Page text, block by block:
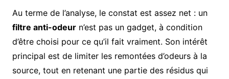
Au terme de l’analyse, le constat est assez net : un
filtre anti-odeurn’est pas un gadget, à condition
d’être choisi pour ce qu’il fait vraiment. Son intérêt
principal est de limiter les remontées d’odeurs à la
source, tout en retenant une partie des résidus qui